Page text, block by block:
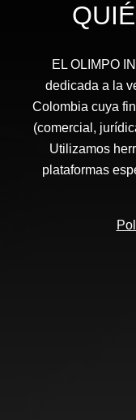
EL OLIMPO
dedicada a la
Colombia cuya
(comercial,
Utilizamos
plataformas